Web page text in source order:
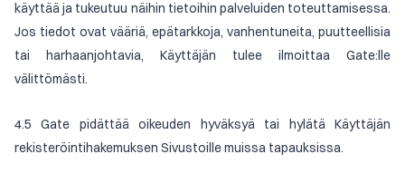
käyttää ja tukeutuu näihin tietoihin palveluiden toteuttamisessa.
Jos tiedot ovat vääriä, epätarkkoja, vanhentuneita, puutteellisia
tai harhaanjohtavia, Käyttäjän tulee ilmoittaa Gate:lle
välittömästi.
4.5 Gate pidättää oikeuden hyväksyä tai hylätä Käyttäjän
rekisteröintihakemuksen Sivustoille muissa tapauksissa.